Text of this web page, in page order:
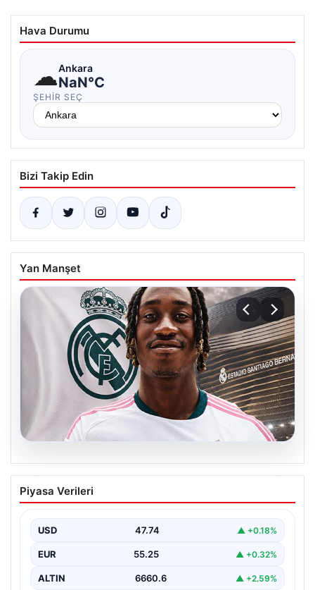
Hava Durumu
☁Ankara
NaN°C
ŞEHIR SEÇ
Bizi Takip Edin
Yan Manşet
07.08.2026
Süper Lig devi 1 ayda yaka paça
göndermişti! Real Madrid servet ödeyip
Fenerbahçe'nin genç ve potansiyelli futbolcularından
katılan…
Piyasa Verileri
USD 47.74 ▲ +0.18%
EUR 55.25 ▲ +0.32%
ALTIN 6660.6 ▲ +2.59%